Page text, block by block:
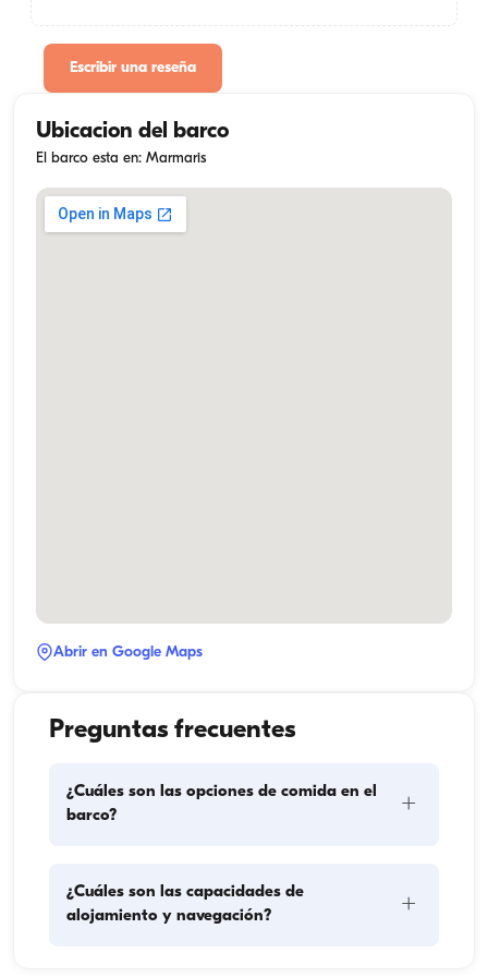
Escribir una reseña
Ubicacion del barco
El barco esta en: Marmaris
Abrir en Google Maps
Preguntas frecuentes
¿Cuáles son las opciones de comida en el
barco?
+
dos componentes principales: la compra de
provisiones y la preparación de los alimentos. Los
¿Cuáles son las capacidades de
alojamiento y navegación?
+